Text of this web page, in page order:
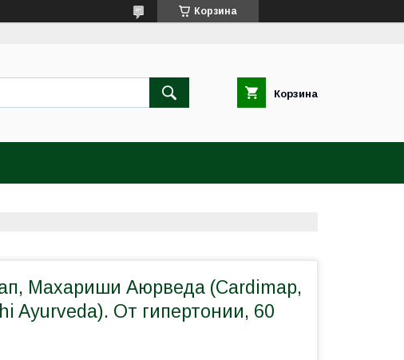
Корзина
Корзина
Махариши Аюрведа (Cardimap,
Ayurveda). От гипертонии, 60